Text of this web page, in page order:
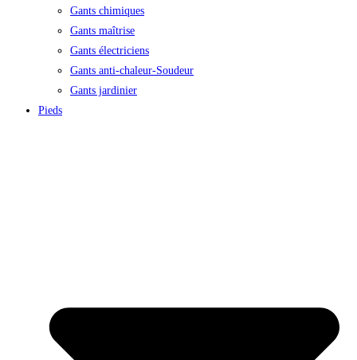
Gants chimiques
Gants maîtrise
Gants électriciens
Gants anti-chaleur-Soudeur
Gants jardinier
Pieds